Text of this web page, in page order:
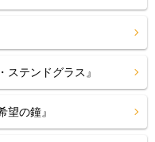
テンドグラス』
望の鐘』